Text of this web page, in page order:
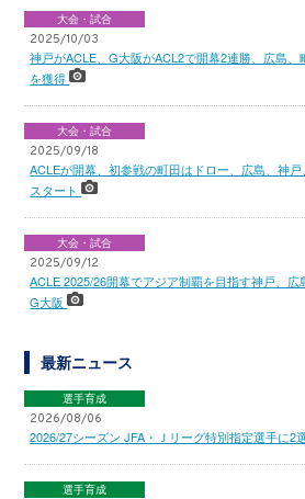
大会・試合
2025/10/03
神戸がACLE、G大阪がACL2で開幕2連勝、広島、
を獲得
大会・試合
2025/09/18
ACLEが開幕、初参戦の町田はドロー、広島、神
スタート
大会・試合
2025/09/12
ACLE 2025/26開幕でアジア制覇を目指す神戸、
G大阪
最新ニュース
選手育成
2026/08/06
2026/27シーズン JFA・Ｊリーグ特別指定選手に2
選手育成